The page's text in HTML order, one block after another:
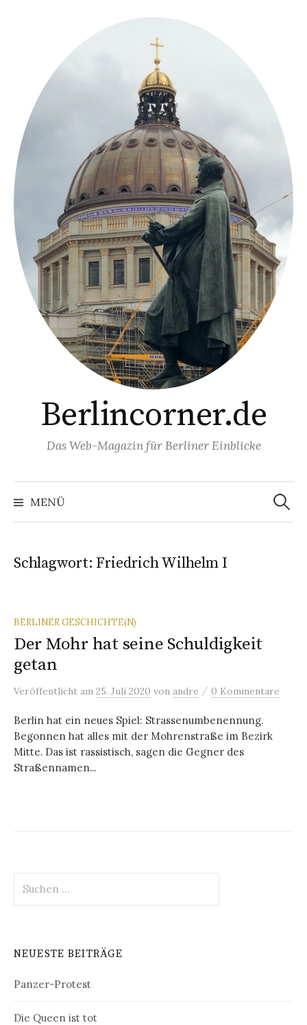
Berlincorner.de
Das Web-Magazin für Berliner Einblicke
MENÜ
Suchen
nach:
Schlagwort: Friedrich Wilhelm I
BERLINER GESCHICHTE(N)
Der Mohr hat seine Schuldigkeit
getan
Veröffentlicht am 25. Juli 2020 von andre / 0 Kommentare
Berlin hat ein neues Spiel: Strassenumbenennung.
Begonnen hat alles mit der Mohrenstraße im Bezirk
Mitte. Das ist rassistisch, sagen die Gegner des
Straßennamen...
nach:
NEUESTE BEITRÄGE
Panzer-Protest
Die Queen ist tot